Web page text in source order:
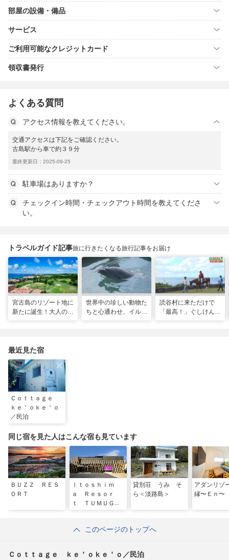
部屋の設備・備品
サービス
ご利用可能なクレジットカード
領収書発行
よくある質問
アクセス情報を教えてください。
交通アクセスは下記をご確認ください。
古島駅から車で約３９分
最終更新日：2025-09-25
駐車場はありますか？
チェックイン時間・チェックアウト時間を教えてくださ
い。
トラベルガイド記事旅に行きたくなる旅行記事をお届け
宮古島のリゾート地に
新たに誕生！大人の特
世界中の珍しい動物た
ちと心通わせ、イルカ
読谷村に来ただけで
「最高！」ぐしけんさ
最近見た宿
Ｃｏｔｔａｇｅ
ｋｅ＇ｏｋｅ＇ｏ
／民泊
同じ宿を見た人はこんな宿も見ています
ＢＵＺＺ ＲＥＳ
ＯＲＴ
Ｉｔｏｓｈｉｍ
ａ Ｒｅｓｏｒ
ｔ ＴＵＭＵＧＵ
貸別荘 うみ そ
ら＜淡路島＞
アダンリ
縁〜Ｅｎ〜
このページのトップへ
Ｃｏｔｔａｇｅ ｋｅ＇ｏｋｅ＇ｏ／民泊